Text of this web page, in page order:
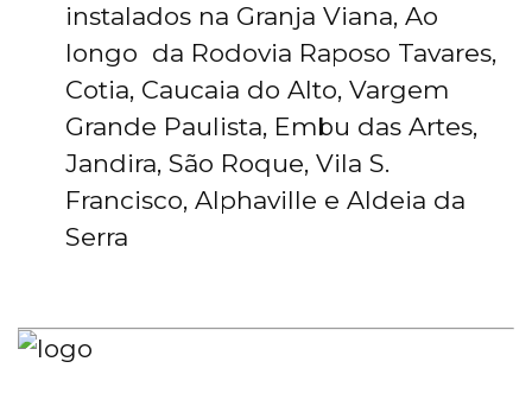
instalados na Granja Viana, Ao
longo da Rodovia Raposo Tavares,
Cotia, Caucaia do Alto, Vargem
Grande Paulista, Embu das Artes,
Jandira, São Roque, Vila S.
Francisco, Alphaville e Aldeia da
Serra